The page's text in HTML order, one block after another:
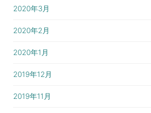
2020年3月
2020年2月
2020年1月
2019年12月
2019年11月